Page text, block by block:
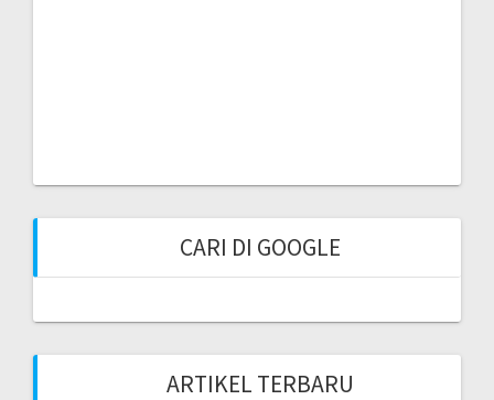
CARI DI GOOGLE
ARTIKEL TERBARU